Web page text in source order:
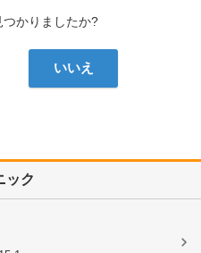
かりましたか?
いいえ
ック